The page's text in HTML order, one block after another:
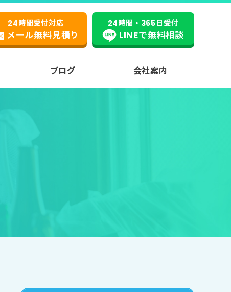
24時間・365日受付
LINEで無料相談
24時間受付対応
メール無料見積り
ブログ 会社案内